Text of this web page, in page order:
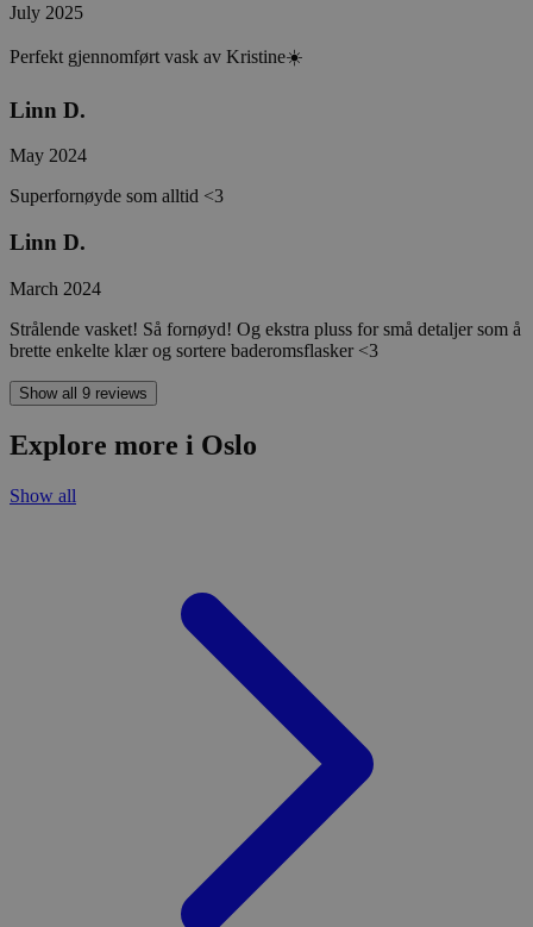
July 2025
Perfekt gjennomført vask av Kristine☀️
Linn D.
May 2024
Superfornøyde som alltid <3
Linn D.
March 2024
Strålende vasket! Så fornøyd! Og ekstra pluss for små detaljer som å
brette enkelte klær og sortere baderomsflasker <3
Show all 9 reviews
Explore more i Oslo
Show all